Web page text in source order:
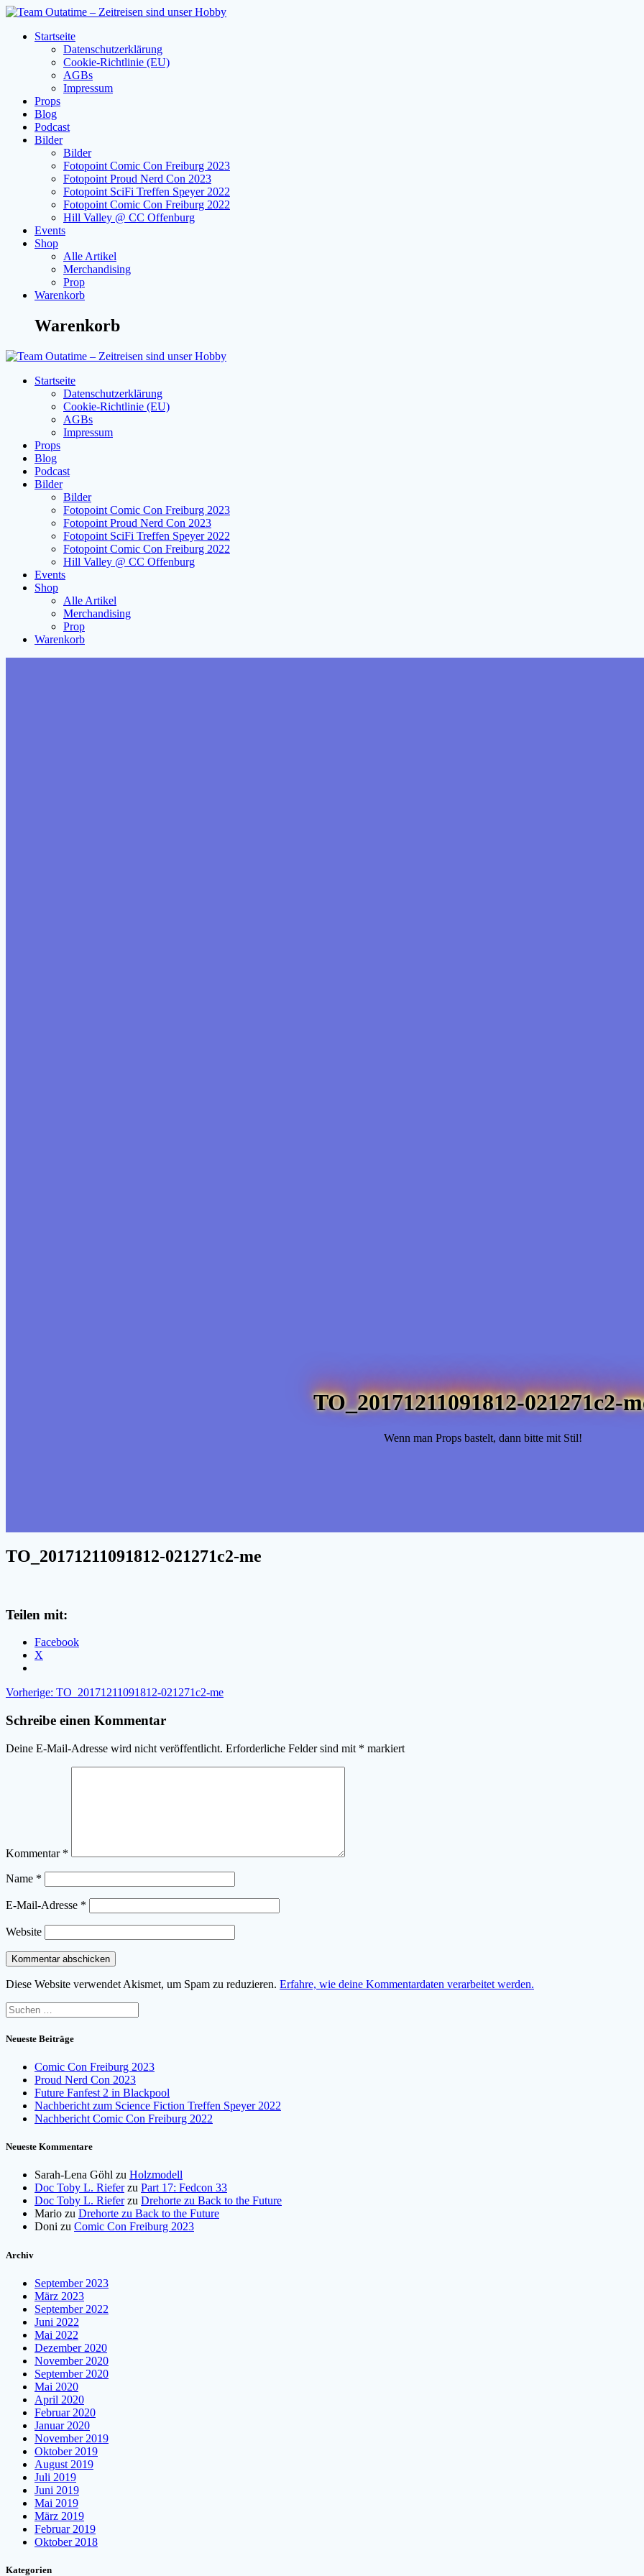
Zum
springenStartseite
Datenschutzerklärung
Cookie-Richtlinie (EU)
AGBs
Impressum
Props
Blog
Podcast
Bilder
Bilder
Fotopoint Comic Con Freiburg 2023
Fotopoint Proud Nerd Con 2023
Fotopoint SciFi Treffen Speyer 2022
Fotopoint Comic Con Freiburg 2022
Hill Valley @ CC Offenburg
Events
Shop
Alle Artikel
Merchandising
Prop
Warenkorb
Warenkorb
Startseite
Datenschutzerklärung
Cookie-Richtlinie (EU)
AGBs
Impressum
Props
Blog
Podcast
Bilder
Bilder
Fotopoint Comic Con Freiburg 2023
Fotopoint Proud Nerd Con 2023
Fotopoint SciFi Treffen Speyer 2022
Fotopoint Comic Con Freiburg 2022
Hill Valley @ CC Offenburg
Events
Shop
Alle Artikel
Merchandising
Prop
Warenkorb
TO_20171211091812-021271c2-
Wenn man Props bastelt, dann bitte mit Stil!
TO_20171211091812-021271c2-me
Teilen mit:
Facebook
X
Beitragsnavigation
Vorherige: Vorheriger
TO_20171211091812-021271c2-me
Schreibe einen Kommentar
Deine E-Mail-Adresse wird nicht veröffentlicht. Erforderliche Felder sind mit * markiert
Kommentar *
Name *
E-Mail-Adresse *
Website
Diese Website verwendet Akismet, um Spam zu reduzieren. Erfahre, wie deine Kommentardaten verarbeitet werden.
Suchen
nach:
Neueste Beiträge
Comic Con Freiburg 2023
Proud Nerd Con 2023
Future Fanfest 2 in Blackpool
Nachbericht zum Science Fiction Treffen Speyer 2022
Nachbericht Comic Con Freiburg 2022
Neueste Kommentare
Sarah-Lena Göhl zu Holzmodell
Doc Toby L. Rieferzu Part 17: Fedcon 33
Doc Toby L. Rieferzu Drehorte zu Back to the Future
Mario zu Drehorte zu Back to the Future
Doni zu Comic Con Freiburg 2023
Archiv
September 2023
März 2023
September 2022
Juni 2022
Mai 2022
Dezember 2020
November 2020
September 2020
Mai 2020
April 2020
Februar 2020
Januar 2020
November 2019
Oktober 2019
August 2019
Juli 2019
Juni 2019
Mai 2019
März 2019
Februar 2019
Oktober 2018
Kategorien